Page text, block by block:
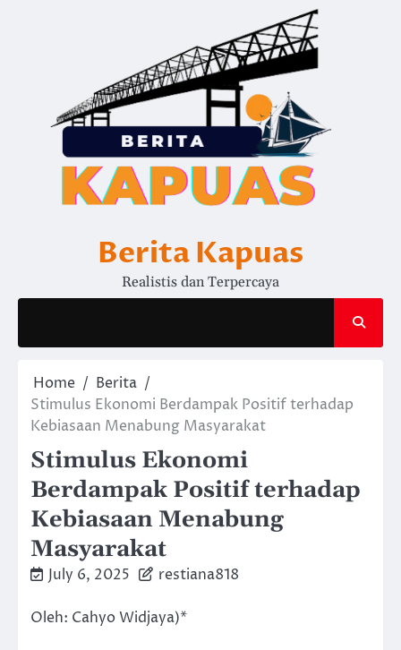
Berita Kapuas
Realistis dan Terpercaya
Home
Berita
Stimulus Ekonomi Berdampak Positif terhadap
Kebiasaan Menabung Masyarakat
Stimulus Ekonomi
Berdampak Positif terhadap
Kebiasaan Menabung
Masyarakat
July 6, 2025 restiana818
Oleh: Cahyo Widjaya)*